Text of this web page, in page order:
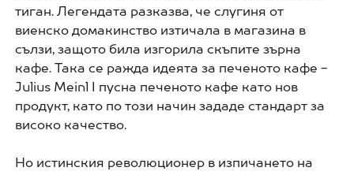
тиган. Легендата разказва, че слугиня от
виенско домакинство изтичала в магазина в
сълзи, защото била изгорила скъпите зърна
кафе. Така се ражда идеята за печеното кафе -
Julius Meinl I пусна печеното кафе като нов
продукт, като по този начин зададе стандарт за
високо качество.
Но истинския революционер в изпичането на